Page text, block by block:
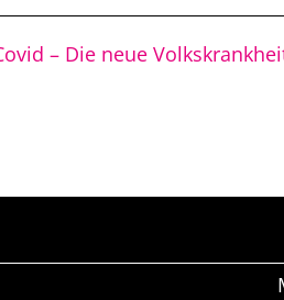
– Die neue